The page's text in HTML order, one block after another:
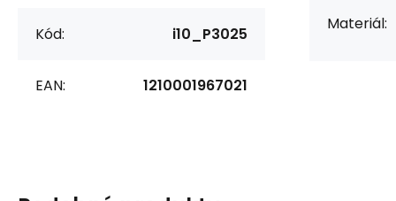
Kód: i10_P3025
EAN: 1210001967021
Materiál: